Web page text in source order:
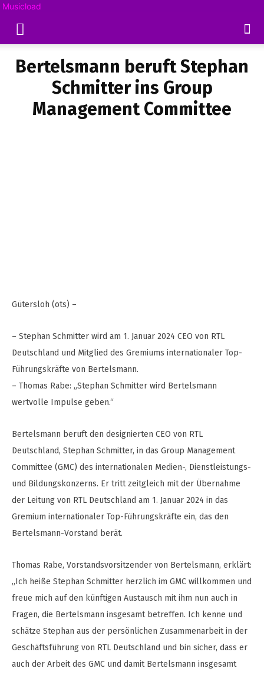
Musicload
Bertelsmann beruft Stephan
Schmitter ins Group
Management Committee
Gütersloh (ots) –
– Stephan Schmitter wird am 1. Januar 2024 CEO von RTL
Deutschland und Mitglied des Gremiums internationaler Top-
Führungskräfte von Bertelsmann.
– Thomas Rabe: „Stephan Schmitter wird Bertelsmann
wertvolle Impulse geben.“
Bertelsmann beruft den designierten CEO von RTL
Deutschland, Stephan Schmitter, in das Group Management
Committee (GMC) des internationalen Medien-, Dienstleistungs-
und Bildungskonzerns. Er tritt zeitgleich mit der Übernahme
der Leitung von RTL Deutschland am 1. Januar 2024 in das
Gremium internationaler Top-Führungskräfte ein, das den
Bertelsmann-Vorstand berät.
Thomas Rabe, Vorstandsvorsitzender von Bertelsmann, erklärt:
„Ich heiße Stephan Schmitter herzlich im GMC willkommen und
freue mich auf den künftigen Austausch mit ihm nun auch in
Fragen, die Bertelsmann insgesamt betreffen. Ich kenne und
schätze Stephan aus der persönlichen Zusammenarbeit in der
Geschäftsführung von RTL Deutschland und bin sicher, dass er
auch der Arbeit des GMC und damit Bertelsmann insgesamt